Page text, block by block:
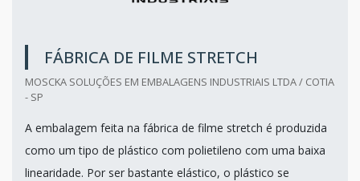
FÁBRICA DE FILME STRETCH
MOSCKA SOLUÇÕES EM EMBALAGENS INDUSTRIAIS LTDA / COTIA
- SP
A embalagem feita na fábrica de filme stretch é produzida
como um tipo de plástico com polietileno com uma baixa
linearidade. Por ser bastante elástico, o plástico se